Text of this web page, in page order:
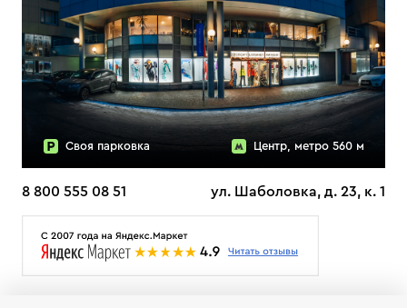
Своя парковка Центр, метро 560 м
8 800 555 08 51 ул. Шаболовка, д. 23, к. 1